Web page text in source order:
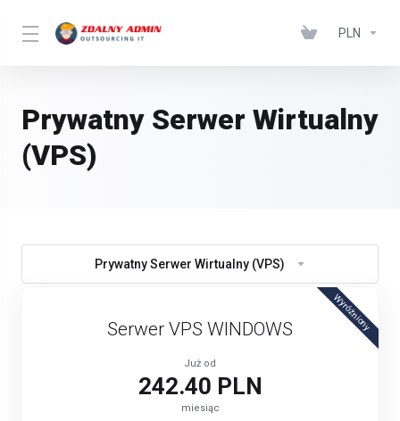
PLN
Prywatny Serwer Wirtualny
(VPS)
Prywatny Serwer Wirtualny (VPS)
Wyróżniony
Serwer VPS WINDOWS
Już od
242.40 PLN
miesiąc